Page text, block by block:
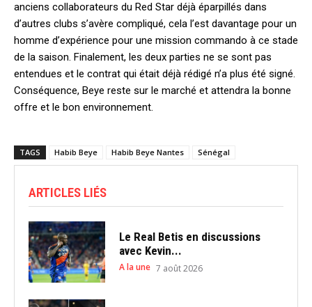
anciens collaborateurs du Red Star déjà éparpillés dans
d’autres clubs s’avère compliqué, cela l’est davantage pour un
homme d’expérience pour une mission commando à ce stade
de la saison. Finalement, les deux parties ne se sont pas
entendues et le contrat qui était déjà rédigé n’a plus été signé.
Conséquence, Beye reste sur le marché et attendra la bonne
offre et le bon environnement.
TAGS Habib Beye Habib Beye Nantes Sénégal
ARTICLES LIÉS
Le Real Betis en discussions
avec Kevin...
A la une 7 août 2026